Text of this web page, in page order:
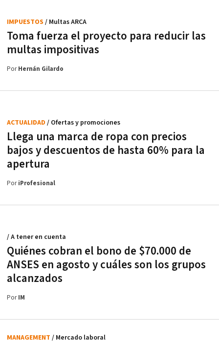
Toma fuerza el proyecto para reducir las
multas impositivas
IMPUESTOS / Multas ARCA
PorHernán Gilardo
Llega una marca de ropa con precios
bajos y descuentos de hasta 60% para la
apertura
ACTUALIDAD / Ofertas y promociones
PoriProfesional
Quiénes cobran el bono de $70.000 de
ANSES en agosto y cuáles son los grupos
alcanzados
/ A tener en cuenta
PorIM
MANAGEMENT / Mercado laboral